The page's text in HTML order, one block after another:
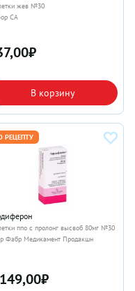
жев №30
СА
₽
В корзину
РЕЦЕПТУ
ппо с пролонг высвоб 80мг №30
Фабр Медикамент Продакшн
₽